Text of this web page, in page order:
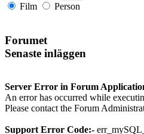
Film Person
Forumet
Senaste inläggen
Server Error in Forum
An error has occurred while
Please contact the Forum
Support Error Code:-